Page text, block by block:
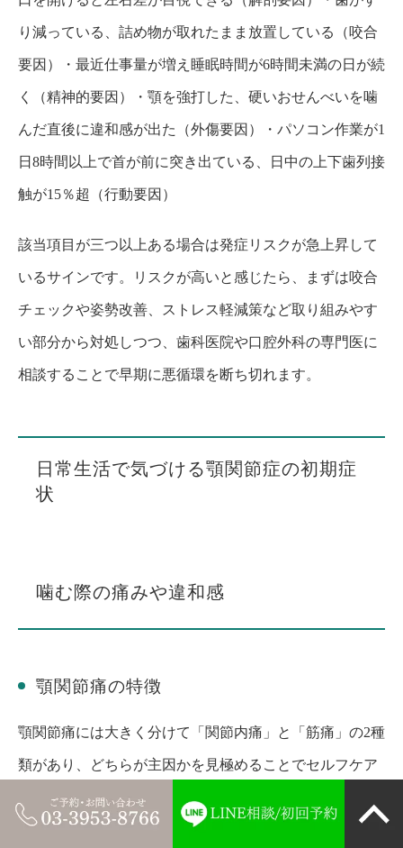
り減っている、詰め物が取れたまま放置している（咬合
要因）・最近仕事量が増え睡眠時間が6時間未満の日が続
く（精神的要因）・顎を強打した、硬いおせんべいを噛
んだ直後に違和感が出た（外傷要因）・パソコン作業が1
日8時間以上で首が前に突き出ている、日中の上下歯列接
触が15％超（行動要因）
該当項目が三つ以上ある場合は発症リスクが急上昇して
いるサインです。リスクが高いと感じたら、まずは咬合
チェックや姿勢改善、ストレス軽減策など取り組みやす
い部分から対処しつつ、歯科医院や口腔外科の専門医に
相談することで早期に悪循環を断ち切れます。
日常生活で気づける顎関節症の初期症
状
噛む際の痛みや違和感
顎関節痛の特徴
顎関節痛には大きく分けて「関節内痛」と「筋痛」の2種
類があり、どちらが主因かを見極めることでセルフケア
や受診科目が変わります。関節内痛は耳の前あたりのピ
ンポイントで痛むことが多く、口を開けた瞬間や閉じ切